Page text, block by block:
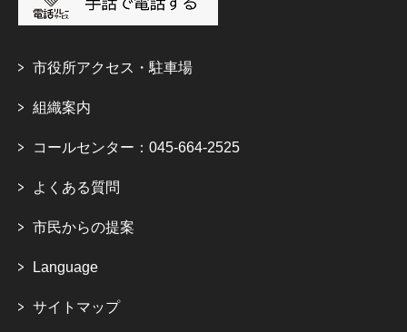
市役所アクセス・駐車場
組織案内
コールセンター：045-664-2525
よくある質問
市民からの提案
Language
サイトマップ